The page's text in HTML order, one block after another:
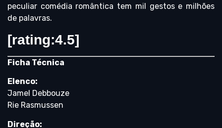
peculiar comédia romântica tem mil gestos e milhões
de palavras.
[rating:4.5]
Ficha Técnica
Elenco:
Jamel Debbouze
Rie Rasmussen
Direção: